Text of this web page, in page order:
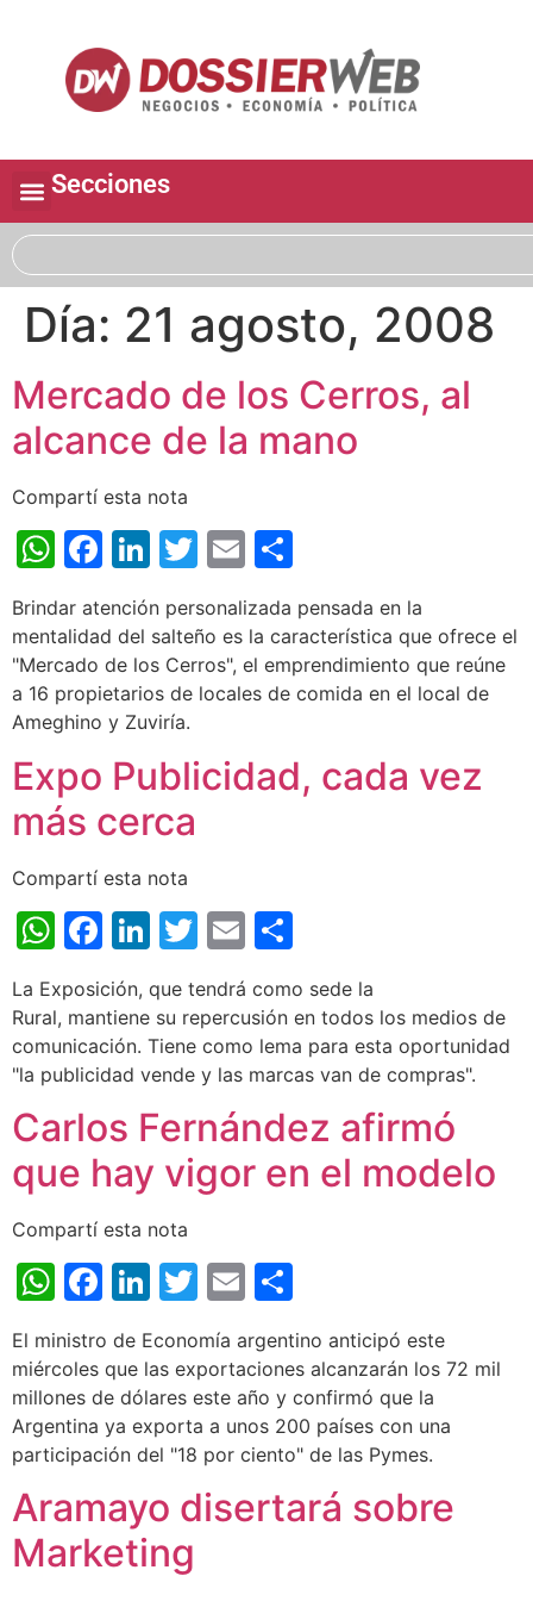
Secciones
Día: 21 agosto, 2008
Mercado de los Cerros, al
alcance de la mano
Compartí esta nota
WhatsApp
Facebook
LinkedIn
Twitter
Email
Brindar atención personalizada pensada en la
mentalidad del salteño es la característica que ofrece el
"Mercado de los Cerros", el emprendimiento que reúne
a 16 propietarios de locales de comida en el local de
Ameghino y Zuviría.
Expo Publicidad, cada vez
más cerca
Compartí esta nota
WhatsApp
Facebook
LinkedIn
Twitter
Email
La Exposición, que tendrá como sede la
Rural, mantiene su repercusión en todos los medios de
comunicación. Tiene como lema para esta oportunidad
"la publicidad vende y las marcas van de compras".
Carlos Fernández afirmó
que hay vigor en el modelo
Compartí esta nota
WhatsApp
Facebook
LinkedIn
Twitter
Email
El ministro de Economía argentino anticipó este
miércoles que las exportaciones alcanzarán los 72 mil
millones de dólares este año y confirmó que la
Argentina ya exporta a unos 200 países con una
participación del "18 por ciento" de las Pymes.
Aramayo disertará sobre
Marketing